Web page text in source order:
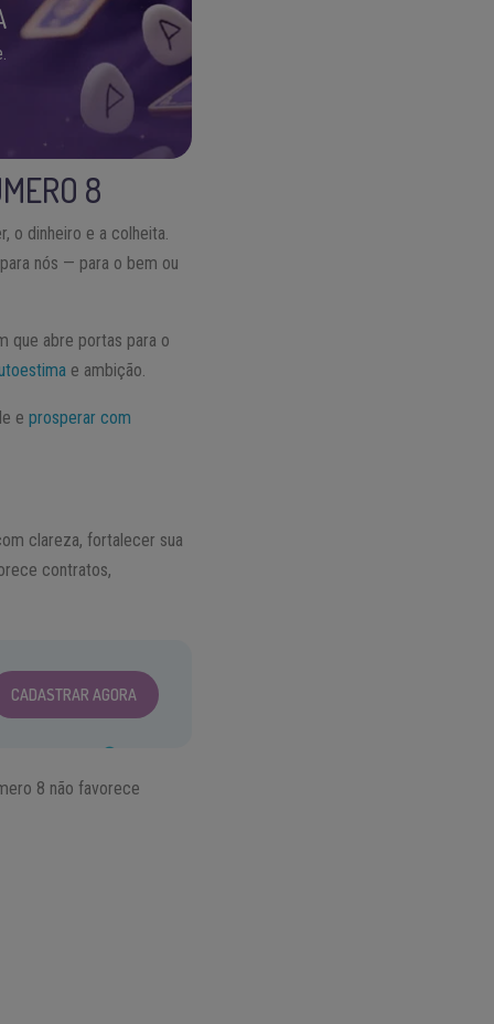
8
o dinheiro e a colheita.
nós — para o bem ou
que abre portas para o
e ambição.
eprosperar com
clareza, fortalecer sua
contratos,
CADASTRAR AGORA
8 não favorece